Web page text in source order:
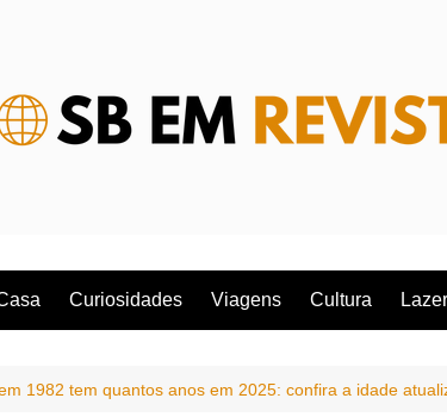
Curiosidades Viagens Cultura
1982 tem quantos anos em 2025: confira a idade